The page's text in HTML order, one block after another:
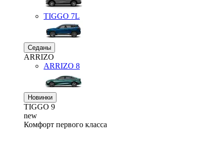
TIGGO 7L
Седаны
ARRIZO
ARRIZO 8
Новинки
TIGGO 9
new
Комфорт первого класса